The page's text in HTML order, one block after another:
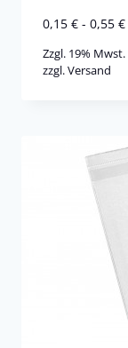
0,15 € - 0,55 €
Zzgl. 19% Mwst.
zzgl.Versand